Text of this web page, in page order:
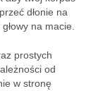
dłonie na
na macie.
prostych
od
w stronę